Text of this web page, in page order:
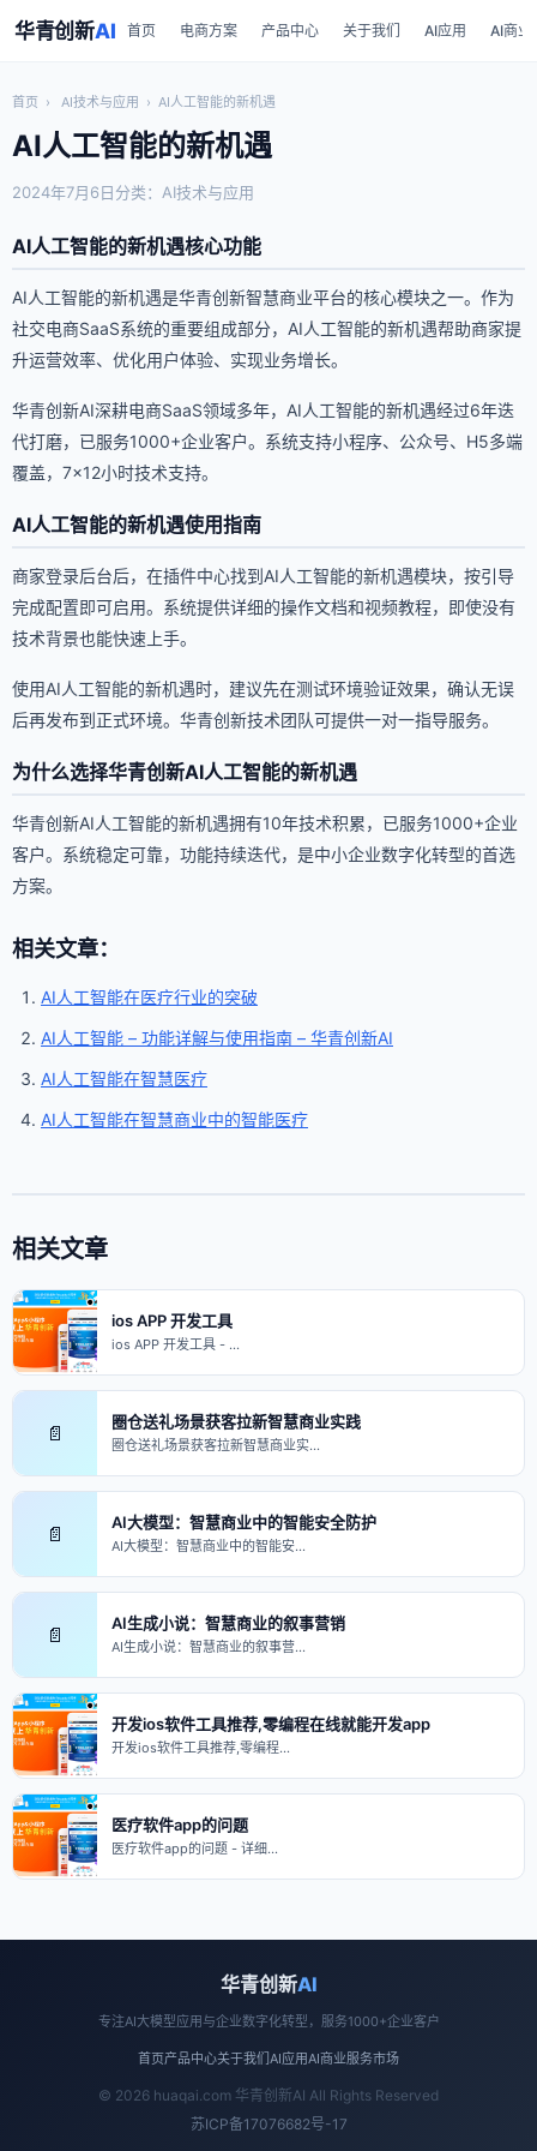
华青创新AI 首页 电商方案 产品中心 关于我们 AI应用 AI商业
首页 › AI技术与应用 › AI人工智能的新机遇
AI人工智能的新机遇
2024年7月6日分类：AI技术与应用
AI人工智能的新机遇核心功能
AI人工智能的新机遇是华青创新智慧商业平台的核心模块之一。作为
社交电商SaaS系统的重要组成部分，AI人工智能的新机遇帮助商家提
升运营效率、优化用户体验、实现业务增长。
华青创新AI深耕电商SaaS领域多年，AI人工智能的新机遇经过6年迭
代打磨，已服务1000+企业客户。系统支持小程序、公众号、H5多端
覆盖，7×12小时技术支持。
AI人工智能的新机遇使用指南
商家登录后台后，在插件中心找到AI人工智能的新机遇模块，按引导
完成配置即可启用。系统提供详细的操作文档和视频教程，即使没有
技术背景也能快速上手。
使用AI人工智能的新机遇时，建议先在测试环境验证效果，确认无误
后再发布到正式环境。华青创新技术团队可提供一对一指导服务。
为什么选择华青创新AI人工智能的新机遇
华青创新AI人工智能的新机遇拥有10年技术积累，已服务1000+企业
客户。系统稳定可靠，功能持续迭代，是中小企业数字化转型的首选
方案。
相关文章：
AI人工智能在医疗行业的突破
AI人工智能 – 功能详解与使用指南 – 华青创新AI
AI人工智能在智慧医疗
AI人工智能在智慧商业中的智能医疗
相关文章
ios APP 开发工具
ios APP 开发工具 - …
📄 圈仓送礼场景获客拉新智慧商业实践
圈仓送礼场景获客拉新智慧商业实…
📄 AI大模型：智慧商业中的智能安全防护
AI大模型：智慧商业中的智能安…
📄 AI生成小说：智慧商业的叙事营销
AI生成小说：智慧商业的叙事营…
开发ios软件工具推荐,零编程在线就能开发app
开发ios软件工具推荐,零编程…
医疗软件app的问题
医疗软件app的问题 - 详细…
华青创新AI
专注AI大模型应用与企业数字化转型，服务1000+企业客户
首页产品中心关于我们 AI应用AI商业服务市场
© 2026 huaqai.com 华青创新AI All Rights Reserved
苏ICP备17076682号-17